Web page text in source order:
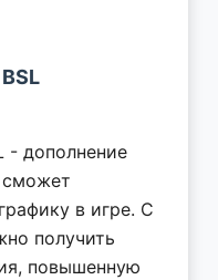
- дополнение
сможет
в игре. С
получить
повышенную